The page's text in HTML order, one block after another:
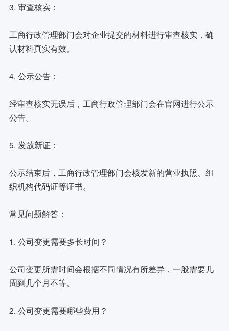
3. 审查核实：
工商行政管理部门会对企业提交的材料进行审查核实，确
认材料真实有效。
4. 公示公告：
经审查核实无误后，工商行政管理部门会在官网进行公示
公告。
5. 发放新证：
公示结束后，工商行政管理部门会核发新的营业执照、组
织机构代码证等证书。
常见问题解答：
1. 公司变更需要多长时间？
公司变更所需时间会根据不同情况有所差异，一般需要几
周到几个月不等。
2. 公司变更需要哪些费用？